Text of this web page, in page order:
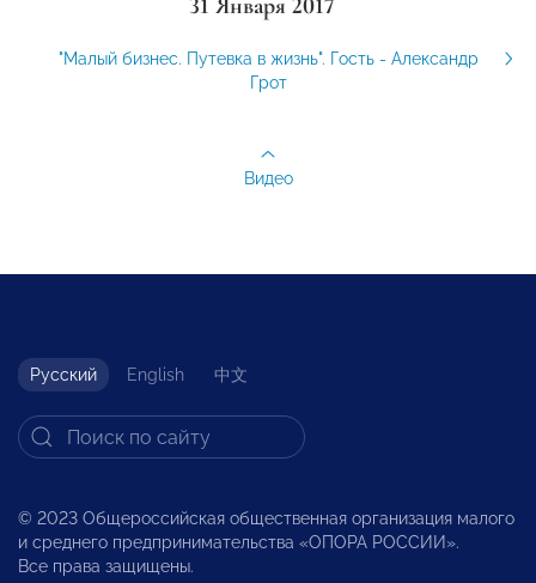
31 Января 2017
"Малый бизнес. Путевка в жизнь". Гость - Александр
Грот
Видео
Русский English 中文
© 2023 Общероссийская общественная организация малого
и среднего предпринимательства «ОПОРА РОССИИ».
Все права защищены.